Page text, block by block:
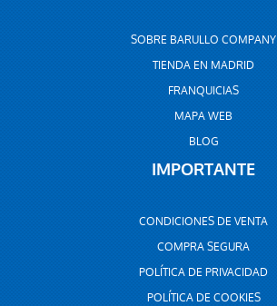
SOBRE BARULLO COMPANY
TIENDA EN MADRID
FRANQUICIAS
MAPA WEB
BLOG
IMPORTANTE
CONDICIONES DE VENTA
COMPRA SEGURA
POLÍTICA DE PRIVACIDAD
POLÍTICA DE COOKIES